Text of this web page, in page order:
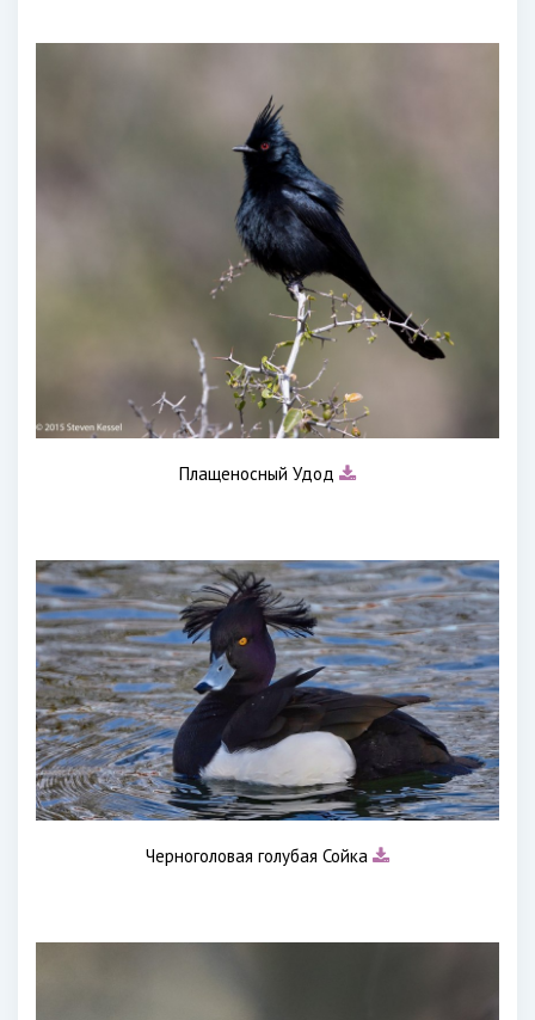
Плащеносный Удод
Черноголовая голубая Сойка